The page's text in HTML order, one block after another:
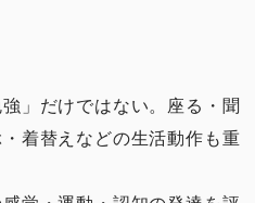
」だけではない。座る・聞
着替えなどの生活動作も重